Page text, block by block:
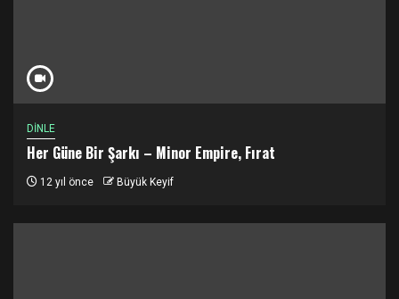
DİNLE
Her Güne Bir Şarkı – Minor Empire, Fırat
12 yıl önce Büyük Keyif